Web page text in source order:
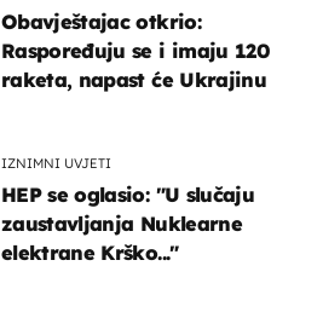
Obavještajac otkrio:
Raspoređuju se i imaju 120
raketa, napast će Ukrajinu
IZNIMNI UVJETI
HEP se oglasio: "U slučaju
zaustavljanja Nuklearne
elektrane Krško..."